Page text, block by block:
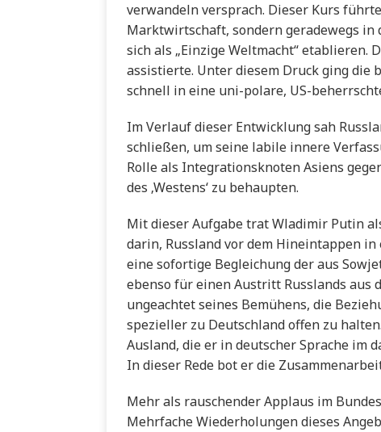
verwandeln versprach. Dieser Kurs
Marktwirtschaft, sondern geradewegs in
sich als „Einzige Weltmacht“ etablieren.
assistierte. Unter diesem Druck ging
schnell in eine uni-polare, US-
Im Verlauf dieser Entwicklung sah
schließen, um seine labile innere
Rolle als Integrationsknoten Asiens
des ‚Westens‘ zu behaupten.
Mit dieser Aufgabe trat Wladimir Putin
darin, Russland vor dem Hineintappen
eine sofortige Begleichung der aus
ebenso für einen Austritt Russlands aus
ungeachtet seines Bemühens, die
spezieller zu Deutschland offen zu
Ausland, die er in deutscher Sprache im
In dieser Rede bot er die
Mehr als rauschender Applaus im
Mehrfache Wiederholungen dieses